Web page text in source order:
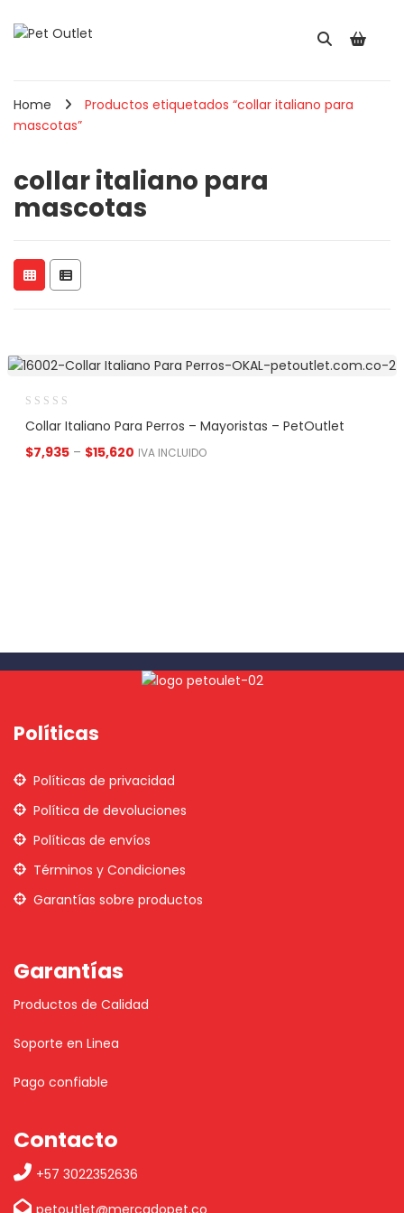
Home
Productos etiquetados “collar italiano para
mascotas”
collar italiano para
mascotas
Collar Italiano Para Perros – Mayoristas – PetOutlet
$7,935 – $15,620 IVA INCLUIDO
Políticas
Políticas de privacidad
Política de devoluciones
Políticas de envíos
Términos y Condiciones
Garantías sobre productos
Garantías
Productos de Calidad
Soporte en Linea
Pago confiable
Contacto
+57 3022352636
petoutlet@mercadopet.co